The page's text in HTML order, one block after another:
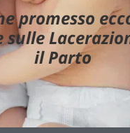
promesso
sulle
il Parto